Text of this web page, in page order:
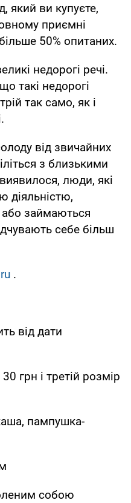
який ви купуєте,
приємні
50% опитаних.
недорогі речі.
такі недорогі
так само, як і
від звичайних
з близькими
люди, які
діяльністю,
займаються
себе більш
.
від дати
грн і третій розмір
пампушка-
собою